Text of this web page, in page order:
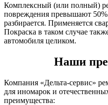
Комплексный (или полный)
повреждения превышают
разбирается. Применяется
Покраска в таком случае
автомобиля целиком.
Наши
Компания «Дельта-сервис»
для иномарок и
преимущества: